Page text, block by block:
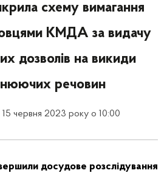
схему вимагання
КМДА за видачу
дозволів на викиди
речовин
15 червня 2023 року о 10:00
досудове розслідування